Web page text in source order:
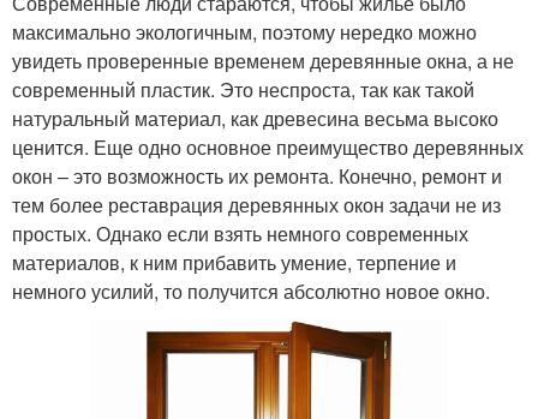
максимально экологичным, поэтому нередко можно
увидеть проверенные временем деревянные окна, а не
современный пластик. Это неспроста, так как такой
натуральный материал, как древесина весьма высоко
ценится. Еще одно основное преимущество деревянных
окон – это возможность их ремонта. Конечно, ремонт и
тем более реставрация деревянных окон задачи не из
простых. Однако если взять немного современных
материалов, к ним прибавить умение, терпение и
немного усилий, то получится абсолютно новое окно.